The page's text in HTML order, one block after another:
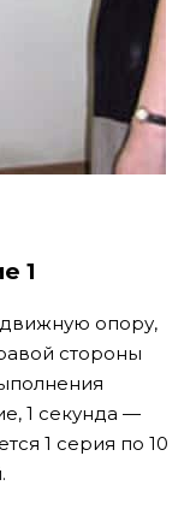
1
опору,
стороны
1 секунда —
1 серия по 10